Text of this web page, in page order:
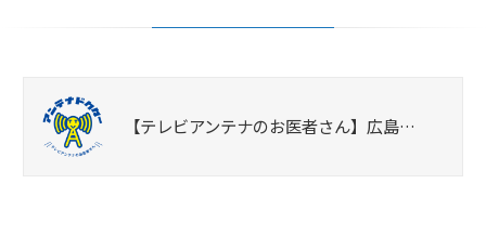
【テレビアンテナのお医者さん】広島…